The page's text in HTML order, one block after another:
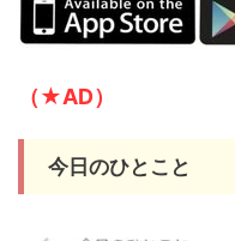
（★AD）
今日のひとこと